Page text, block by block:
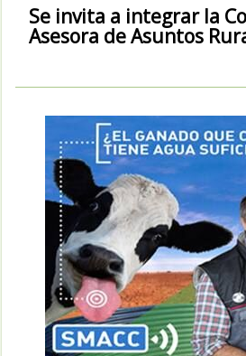
Se invita a integrar la
Asesora de Asuntos